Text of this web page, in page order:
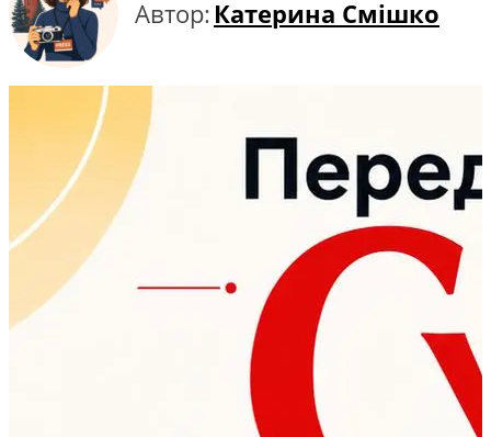
Автор: Катерина Смішко